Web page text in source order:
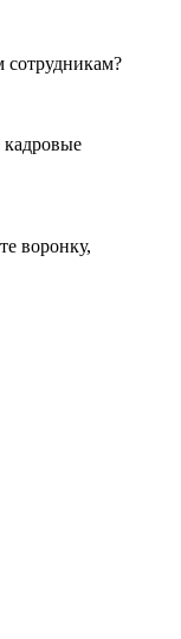
сотрудникам?
кадровые
воронку,